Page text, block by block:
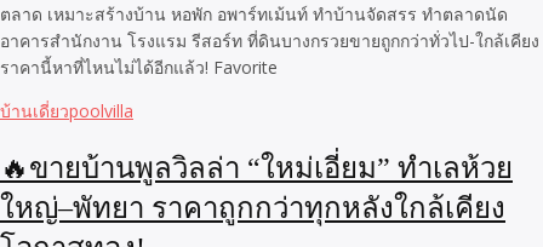
ตลาด เหมาะสร้างบ้าน หอพัก อพาร์ทเม้นท์ ทำบ้านจัดสรร ทำตลาดนัด
อาคารสำนักงาน โรงแรม รีสอร์ท ที่ดินบางกรวยขายถูกกว่าทั่วไป-ใกล้เคียง
ราคานี้หาที่ไหนไม่ได้อีกแล้ว! Favorite
บ้านเดี่ยวpoolvilla
🔥ขายบ้านพูลวิลล่า “ใหม่เอี่ยม” ทำเลห้วย
ใหญ่–พัทยา ราคาถูกกว่าทุกหลังใกล้เคียง